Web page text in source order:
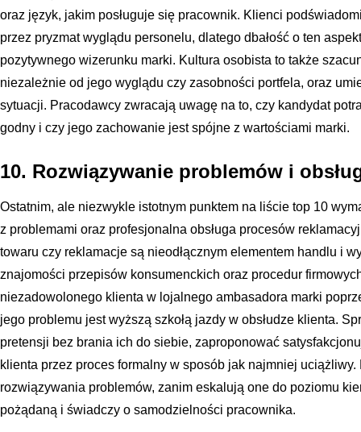
oraz język, jakim posługuje się pracownik. Klienci
przez pryzmat wyglądu personelu, dlatego dbałość o ten
pozytywnego wizerunku marki. Kultura osobista to także
niezależnie od jego wyglądu czy zasobności portfela, oraz
sytuacji. Pracodawcy zwracają uwagę na to, czy kandydat
godny i czy jego zachowanie jest spójne z wartościami marki.
10. Rozwiązywanie problemów i
Ostatnim, ale niezwykle istotnym punktem na liście top 10
z problemami oraz profesjonalna obsługa procesów
towaru czy reklamacje są nieodłącznym elementem handlu i
znajomości przepisów konsumenckich oraz procedur
niezadowolonego klienta w lojalnego ambasadora marki
jego problemu jest wyższą szkołą jazdy w obsłudze klienta.
pretensji bez brania ich do siebie, zaproponować
klienta przez proces formalny w sposób jak najmniej
rozwiązywania problemów, zanim eskalują one do poziomu
pożądaną i świadczy o samodzielności pracownika.